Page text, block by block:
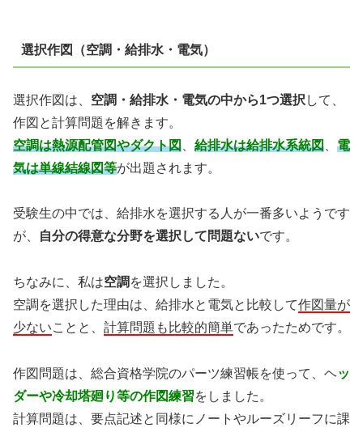
選択作図（空調・給排水・電気）
選択作図は、 空調・給排水・電気の中から1つ選択 して、
作図と計算問題を解きます。
空調は熱源配管図やダクト図
給排水は給排水系統図
電
気は単線結線図等が出題されます。
受験生の中では、給排水を選択する人が一番多いようです
が、
自分の得意な分野を選択して問題ないです。
ちなみに、私は空調 を選択しました。
空調を選択した理由は、給排水と電気と比較して作図量が
少ないことと、 計算問題も比較的簡単であったためです。
作図問題は、総合資格学院のパーツ練習帳を使って、ヘッ
ダーや冷却塔廻り等の作図練習をしました。
計算問題は、要点記述と同様にノートやルーズリーフに課